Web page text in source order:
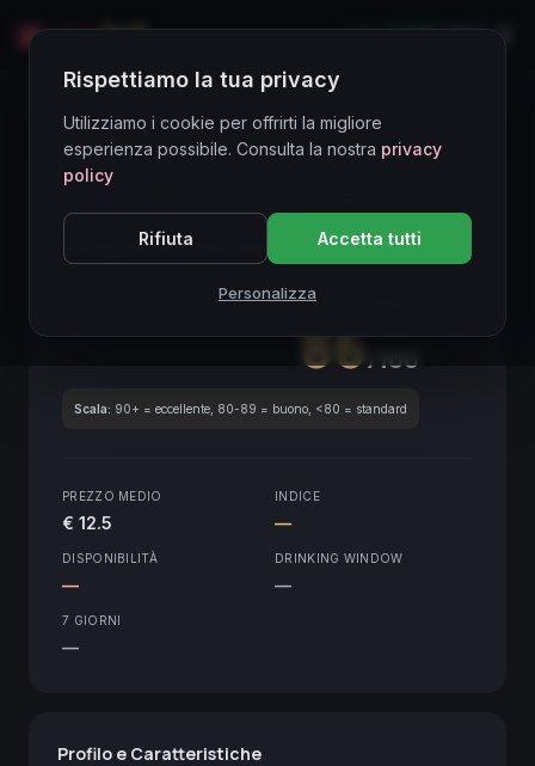
LIVE
Directory Vini
Langhe Nascetta Anì 2019
SCORE ENOLOGICO GLOBALE
86/100
Scala: 90+ = eccellente, 80-89 = buono, <80 = standard
PREZZO MEDIO
€ 12.5
INDICE
—
DISPONIBILITÀ
—
DRINKING WINDOW
—
7 GIORNI
—
Profilo e Caratteristiche
Rispettiamo la tua privacy
Utilizziamo i cookie per offrirti la migliore
esperienza possibile. Consulta la nostra privacy
policy
Rifiuta Accetta tutti
Personalizza